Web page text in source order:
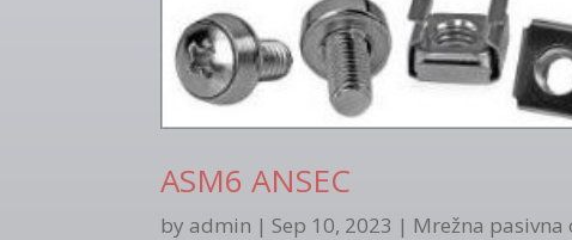
ASM6 ANSEC
byadmin | Sep 10, 2023 | Mrežna pasivna